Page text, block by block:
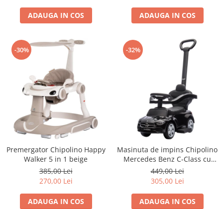
ADAUGA IN COS ADAUGA IN COS
-30%
Premergator Chipolino Happy
Walker 5 in 1 beige
385,00 Lei
270,00 Lei
ADAUGA IN COS
-32%
Masinuta de impins Chipolino
Mercedes Benz C-Class cu
maner black
449,00 Lei
305,00 Lei
ADAUGA IN COS